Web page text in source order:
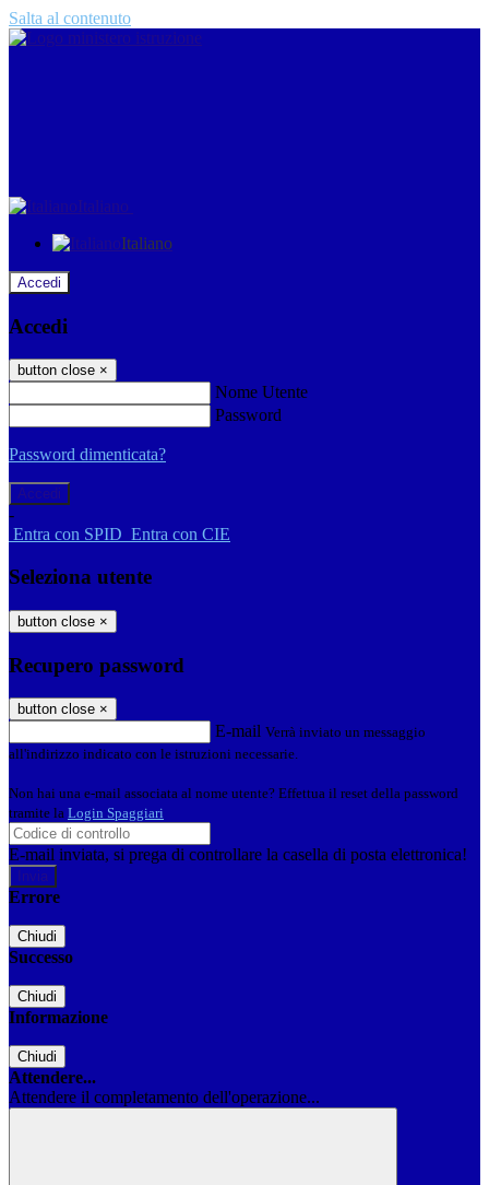
Salta al contenuto
Italiano
Italiano
Accedi
Accedi
button close ×
Nome Utente
Password
Password dimenticata?
-
Entra con SPID Entra con CIE
Seleziona utente
button close ×
Recupero password
button close ×
E-mail Verrà inviato un messaggio
all'indirizzo indicato con le istruzioni necessarie.
Non hai una e-mail associata al nome utente? Effettua il reset della password
tramite la Login Spaggiari
E-mail inviata, si prega di controllare la casella di posta elettronica!
Errore
Chiudi
Successo
Chiudi
Informazione
Chiudi
Attendere...
Attendere il completamento dell'operazione...